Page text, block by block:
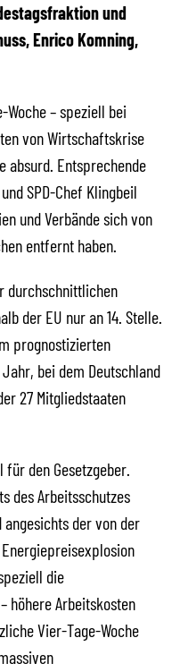
und
Enrico Komning,
Woche – speziell bei
von Wirtschaftskrise
absurd. Entsprechende
SPD-Chef Klingbeil
und Verbände sich von
entfernt haben.
durchschnittlichen
der EU nur an 14. Stelle.
prognostizierten
bei dem Deutschland
27 Mitgliedstaaten
für den Gesetzgeber.
des Arbeitsschutzes
der von der
die
höhere Arbeitskosten
Vier-Tage-Woche